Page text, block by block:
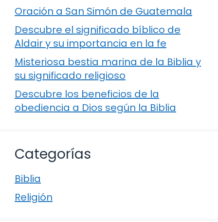
Oración a San Simón de Guatemala
Descubre el significado bíblico de
Aldair y su importancia en la fe
Misteriosa bestia marina de la Biblia y
su significado religioso
Descubre los beneficios de la
obediencia a Dios según la Biblia
Categorías
Biblia
Religión